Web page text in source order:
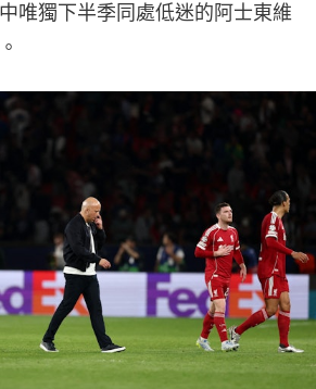
唯獨下半季同處低迷的阿士東維